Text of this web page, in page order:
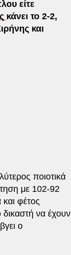
είτε
κάνει το 2-2,
και
ποιοτικά
με 102-92
φέτος
δικαστή να έχουν
ο